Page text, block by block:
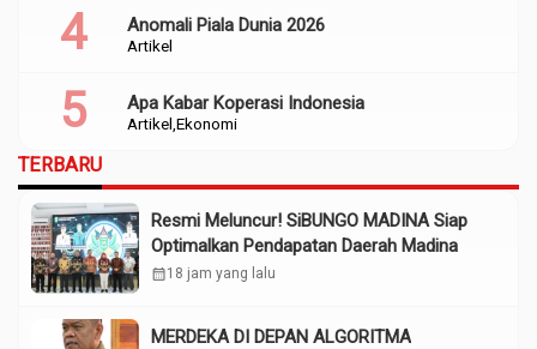
Artikel
Anomali Piala Dunia 2026
Artikel Ekonomi
Apa Kabar Koperasi Indonesia
TERBARU
Resmi Meluncur! SiBUNGO MADINA Siap
Optimalkan Pendapatan Daerah Madina
calendar_month18 jam yang lalu
MERDEKA DI DEPAN ALGORITMA